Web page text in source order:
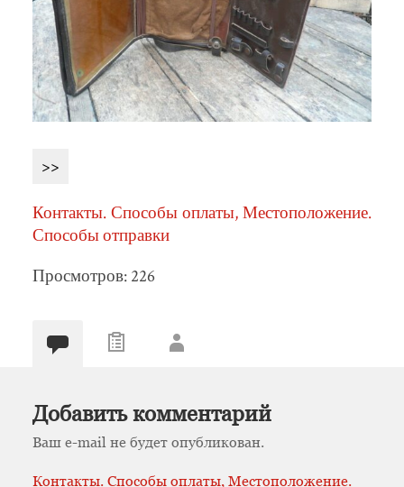
>>
Контакты. Способы оплаты, Местоположение.
Способы отправки
Просмотров: 226
Добавить комментарий
Ваш e-mail не будет опубликован.
Контакты. Способы оплаты, Местоположение.